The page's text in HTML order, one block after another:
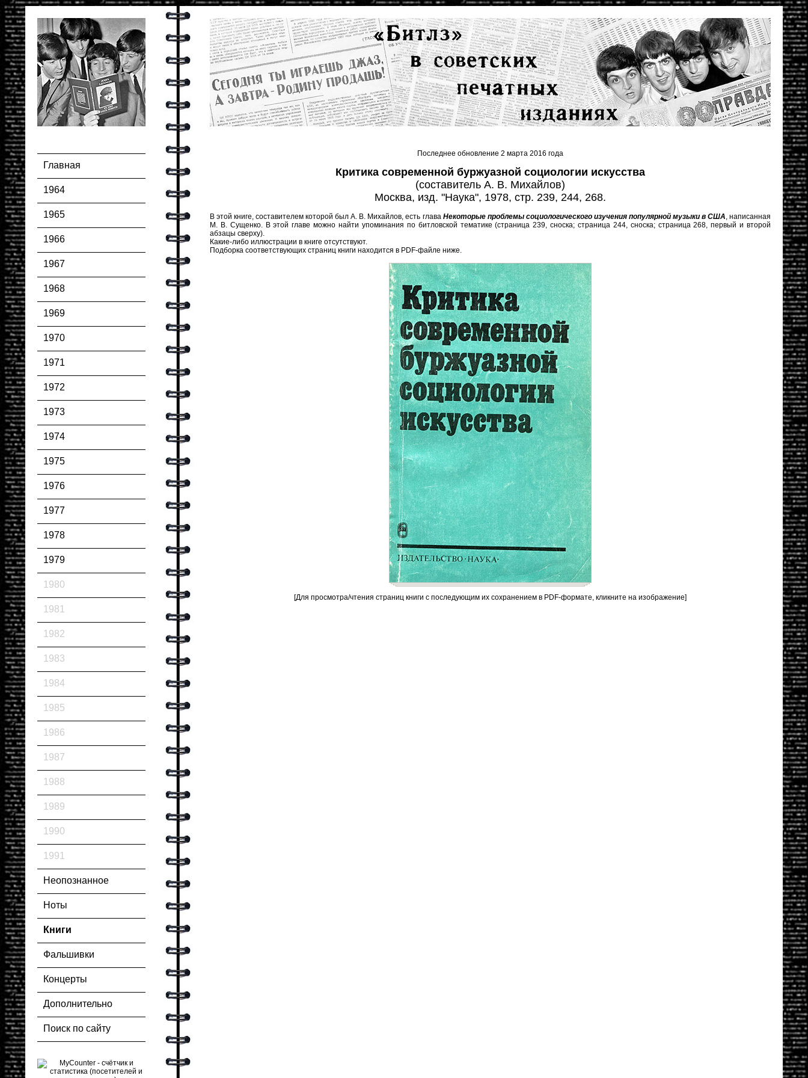
Главная
1964
1965
1966
1967
1968
1969
1970
1971
1972
1973
1974
1975
1976
1977
1978
1979
1980
1981
1982
1983
1984
1985
1986
1987
1988
1989
1990
1991
Неопознанное
Ноты
Книги
Фальшивки
Концерты
Дополнительно
Поиск по сайту
Последнее обновление 2 марта 2016 года
Критика современной буржуазной социологии искусства
(составитель А. В. Михайлов)
Москва, изд. "Наука", 1978, стр. 239, 244, 268.
В этой книге, составителем которой был А. В. Михайлов, есть глава Некоторые проблемы социологического изучения популярной музыки в США, написанная
М. В. Сущенко. В этой главе можно найти упоминания по битловской тематике (страница 239, сноска; страница 244, сноска; страница 268, первый и второй
абзацы сверху).
Какие-либо иллюстрации в книге отсутствуют.
Подборка соответствующих страниц книги находится в PDF-файле ниже.
[Для просмотра/чтения страниц книги с последующим их сохранением в PDF-формате, кликните на изображение]